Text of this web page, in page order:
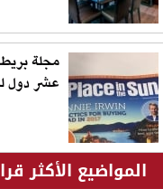
مجلة
عشر دول
المواضيع الأكثر